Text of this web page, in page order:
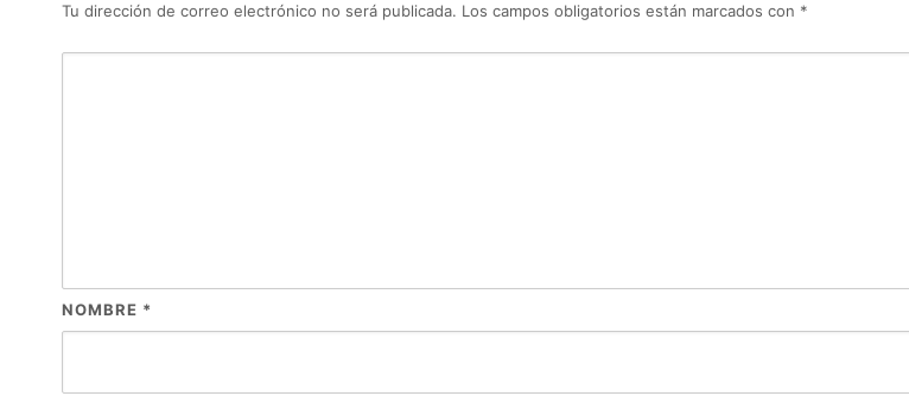
Tu dirección de correo electrónico no será publicada. Los campos obligatorios están marcados con *
NOMBRE *